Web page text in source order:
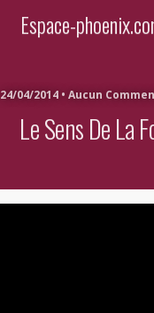
Espace-
24/04/2014 • Aucun
Le Sens De La